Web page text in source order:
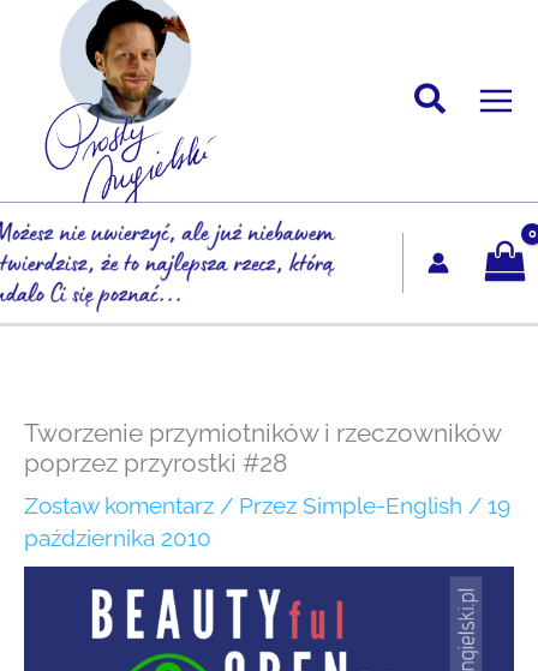
Przejdź
Tworzenie przymiotników i rzeczowników
poprzez przyrostki #28
Zostaw komentarz / Przez Simple-English / 19
października 2010